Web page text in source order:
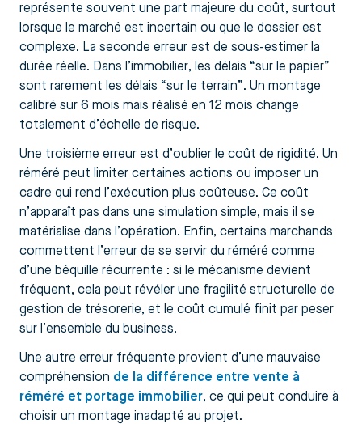
représente souvent une part majeure du coût, surtout
lorsque le marché est incertain ou que le dossier est
complexe. La seconde erreur est de sous-estimer la
durée réelle. Dans l’immobilier, les délais “sur le papier”
sont rarement les délais “sur le terrain”. Un montage
calibré sur 6 mois mais réalisé en 12 mois change
totalement d’échelle de risque.
Une troisième erreur est d’oublier le coût de rigidité. Un
réméré peut limiter certaines actions ou imposer un
cadre qui rend l’exécution plus coûteuse. Ce coût
n’apparaît pas dans une simulation simple, mais il se
matérialise dans l’opération. Enfin, certains marchands
commettent l’erreur de se servir du réméré comme
d’une béquille récurrente : si le mécanisme devient
fréquent, cela peut révéler une fragilité structurelle de
gestion de trésorerie, et le coût cumulé finit par peser
sur l’ensemble du business.
Une autre erreur fréquente provient d’une mauvaise
compréhension de la différence entre vente à
réméré et portage immobilier, ce qui peut conduire à
choisir un montage inadapté au projet.